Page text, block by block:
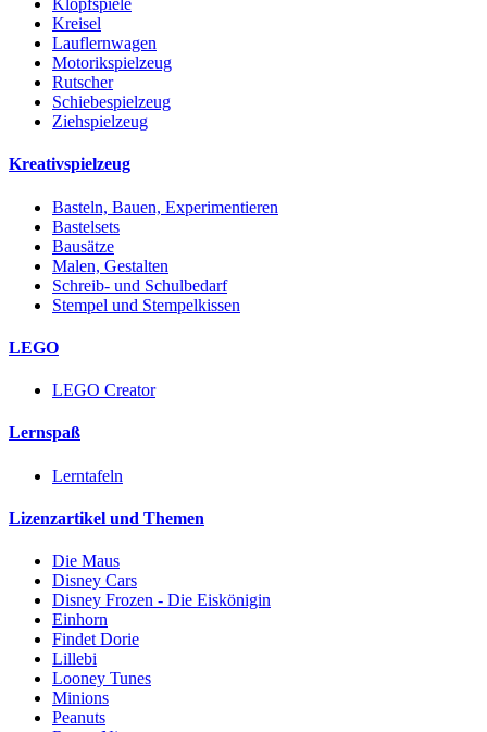
Klopfspiele
Kreisel
Lauflernwagen
Motorikspielzeug
Rutscher
Schiebespielzeug
Ziehspielzeug
Kreativspielzeug
Basteln, Bauen, Experimentieren
Bastelsets
Bausätze
Malen, Gestalten
Schreib- und Schulbedarf
Stempel und Stempelkissen
LEGO
LEGO Creator
Lernspaß
Lerntafeln
Lizenzartikel und Themen
Die Maus
Disney Cars
Disney Frozen - Die Eiskönigin
Einhorn
Findet Dorie
Lillebi
Looney Tunes
Minions
Peanuts